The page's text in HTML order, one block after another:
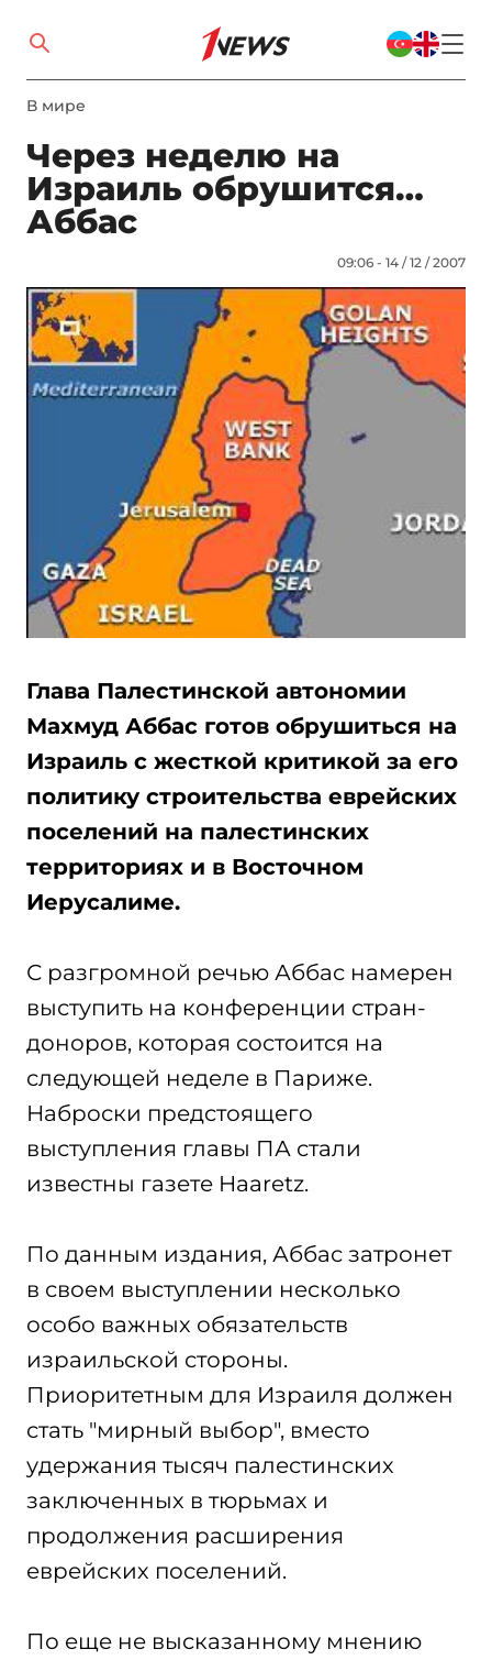
В мире
Через неделю на
Израиль обрушится…
Аббас
09:06 - 14 / 12 / 2007
Глава Палестинской автономии
Махмуд Аббас готов обрушиться на
Израиль с жесткой критикой за его
политику строительства еврейских
поселений на палестинских
территориях и в Восточном
Иерусалиме.
С разгромной речью Аббас намерен
выступить на конференции стран-
доноров, которая состоится на
следующей неделе в Париже.
Наброски предстоящего
выступления главы ПА стали
известны газете Haaretz.
По данным издания, Аббас затронет
в своем выступлении несколько
особо важных обязательств
израильской стороны.
Приоритетным для Израиля должен
стать "мирный выбор", вместо
удержания тысяч палестинских
заключенных в тюрьмах и
продолжения расширения
еврейских поселений.
По еще не высказанному мнению